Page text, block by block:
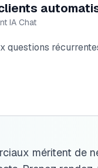
IA Chat
questions
méritent de